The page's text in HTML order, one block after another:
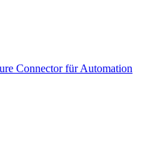
Connector für Automation